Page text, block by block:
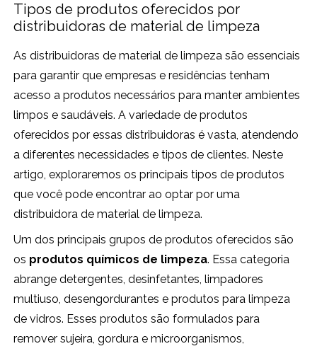
Tipos de produtos oferecidos por
distribuidoras de material de limpeza
As distribuidoras de material de limpeza são essenciais
para garantir que empresas e residências tenham
acesso a produtos necessários para manter ambientes
limpos e saudáveis. A variedade de produtos
oferecidos por essas distribuidoras é vasta, atendendo
a diferentes necessidades e tipos de clientes. Neste
artigo, exploraremos os principais tipos de produtos
que você pode encontrar ao optar por uma
distribuidora de material de limpeza.
Um dos principais grupos de produtos oferecidos são
os produtos químicos de limpeza. Essa categoria
abrange detergentes, desinfetantes, limpadores
multiuso, desengordurantes e produtos para limpeza
de vidros. Esses produtos são formulados para
remover sujeira, gordura e microorganismos,